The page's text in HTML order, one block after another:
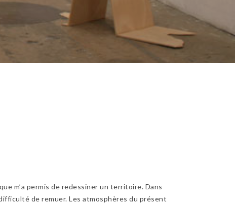
m’a permis de redessiner un territoire. Dans
de remuer. Les atmosphères du présent